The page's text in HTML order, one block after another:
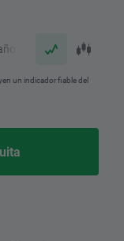
un indicador fiable del